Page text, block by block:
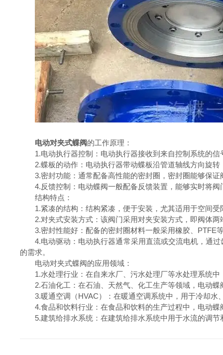
电动对夹式蝶阀的工作原理：
1.电动执行器控制：电动执行器接收到来自控制系统的信
2.蝶板的动作：电动执行器带动蝶板沿管道轴线方向旋转
3.密封功能：通常配备高性能的密封圈，密封圈能够保证
4.反馈控制：电动蝶阀一般配备反馈装置，能够实时将阀
结构特点：
1.紧凑的结构：结构紧凑，便于安装，尤其适用于空间受
2.对夹式安装方式：该阀门采用对夹安装方式，即阀体两
3.密封性能好：配备的密封圈材料一般采用橡胶、PTFE
4.电动驱动：电动执行器通常采用直流或交流电机，通过
的需求。
电动对夹式蝶阀的应用领域：
1.水处理行业：在自来水厂、污水处理厂等水处理系统中
2.石油化工：在石油、天然气、化工生产等领域，电动蝶
3.暖通空调（HVAC）：在暖通空调系统中，用于冷却水
4.食品和饮料行业：在食品和饮料的生产过程中，电动蝶
5.建筑给排水系统：在建筑给排水系统中用于水流的调节